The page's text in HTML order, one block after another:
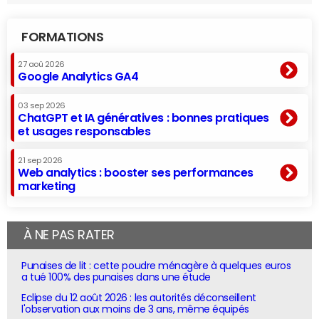
FORMATIONS
27 aoû 2026
Google Analytics GA4
03 sep 2026
ChatGPT et IA génératives : bonnes pratiques
et usages responsables
21 sep 2026
Web analytics : booster ses performances
marketing
À NE PAS RATER
Punaises de lit : cette poudre ménagère à quelques euros
a tué 100% des punaises dans une étude
Eclipse du 12 août 2026 : les autorités déconseillent
l'observation aux moins de 3 ans, même équipés